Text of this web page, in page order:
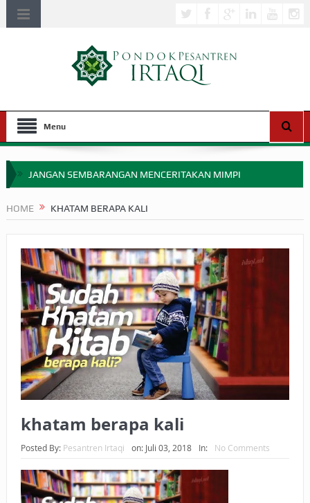
Menu
JANGAN SEMBARANGAN MENCERITAKAN MIMPI
APA HUKUM MEMPERCEPAT PEMBAYARAN ZAKAT
SEBELUM TIBA SAAT WAJIB?
HAKIKAT NIKMAT DI DUNIA!
BAGAIMANA CARA MEMBAYAR ZAKAT UANG?
UANG HARAM BISA MENJADI HALAL JIKA SEBAB
KEPEMILIKANNYA BERUBAH
BAHASA CINTA KARENA ALLAH
HUKUM MEMBAYAR ZAKAT KEPADA KERABAT SENDIRI
HOME KHATAM BERAPA KALI
khatam berapa kali
Posted By: Pesantren Irtaqi on: Juli 03, 2018 In: No Comments